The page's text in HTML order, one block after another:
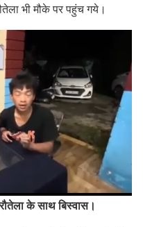
भी मौके पर पहुंच गये।
रौतेला के साथ बिस्वास।